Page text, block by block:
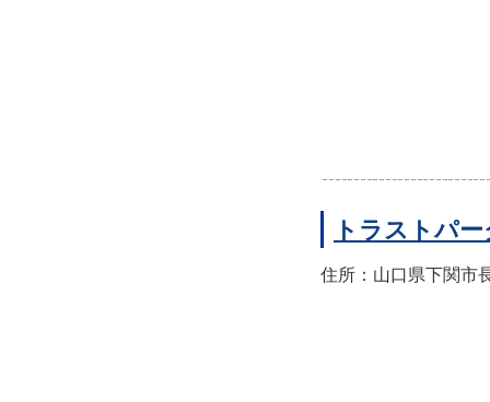
トラストパ
住所：山口県下関市